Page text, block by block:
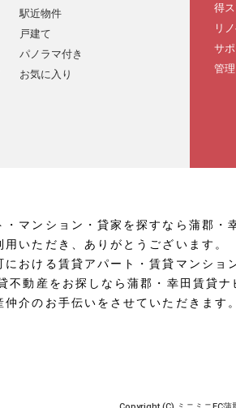
駅近物件
戸建て
パノラマ付き
お気に入り
得
リ
サ
管
マンション・貸家を探すなら蒲郡・
いただき、ありがとうございます。
おける賃貸アパート・賃貸マンシ
不動産をお探しなら蒲郡・幸田賃貸
介のお手伝いをさせていただきます。